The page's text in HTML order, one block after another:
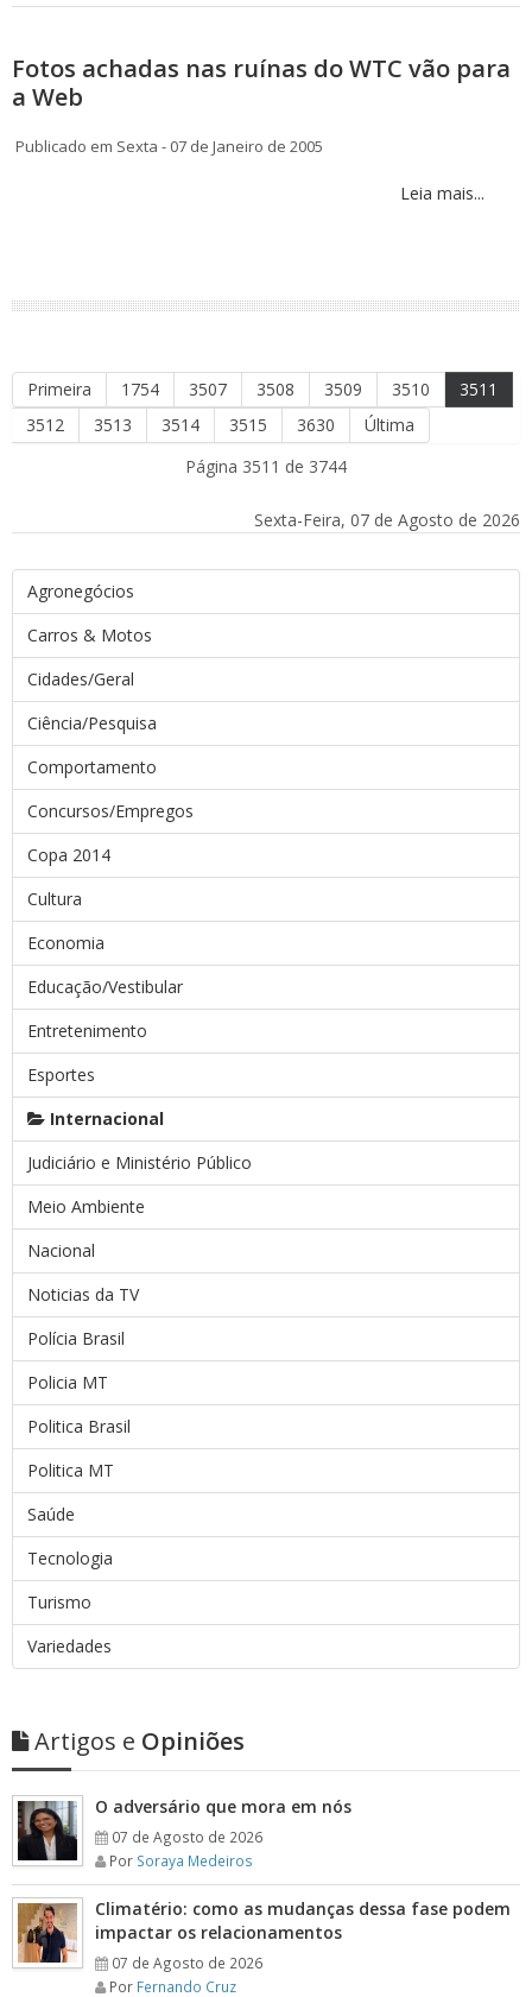
Fotos achadas nas ruínas do WTC vão para
a Web
Publicado em Sexta - 07 de Janeiro de 2005
Leia mais...
Primeira 1754 3507 3508 3509 3510
3511
3512
3513 3514 3515 3630
Última
Página 3511 de 3744
Sexta-Feira, 07 de Agosto de 2026
Agronegócios
Carros & Motos
Cidades/Geral
Ciência/Pesquisa
Comportamento
Concursos/Empregos
Copa 2014
Cultura
Economia
Educação/Vestibular
Entretenimento
Esportes
Internacional
Judiciário e Ministério Público
Meio Ambiente
Nacional
Noticias da TV
Polícia Brasil
Policia MT
Politica Brasil
Politica MT
Saúde
Tecnologia
Turismo
Variedades
Artigos e Opiniões
O adversário que mora em nós
07 de Agosto de 2026
Por Soraya Medeiros
Climatério: como as mudanças dessa fase podem
impactar os relacionamentos
07 de Agosto de 2026
Por Fernando Cruz